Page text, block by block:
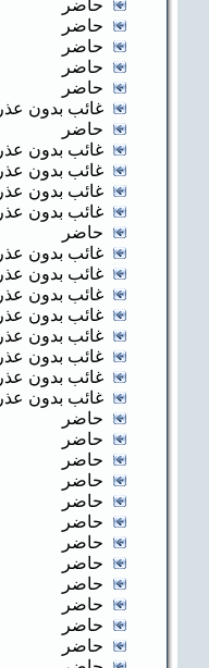
حاضر
حاضر
حاضر
حاضر
حاضر
غائب بدون عذر
حاضر
غائب بدون عذر
غائب بدون عذر
غائب بدون عذر
غائب بدون عذر
حاضر
غائب بدون عذر
غائب بدون عذر
غائب بدون عذر
غائب بدون عذر
غائب بدون عذر
غائب بدون عذر
غائب بدون عذر
غائب بدون عذر
حاضر
حاضر
حاضر
حاضر
حاضر
حاضر
حاضر
حاضر
حاضر
حاضر
حاضر
حاضر